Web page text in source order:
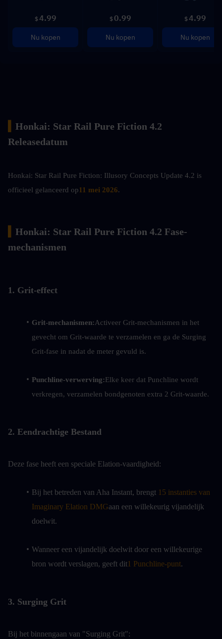
$4.99
Nu kopen
$ 0.99
Nu kopen
$4.99
Nu kopen
Honkai: Star Rail Pure Fiction 4.2
Releasedatum
Honkai: Star Rail Pure Fiction: Illusory Concepts Update 4.2 is
officieel gelanceerd op11 mei 2026.
Honkai: Star Rail Pure Fiction 4.2 Fase-
mechanismen
1. Grit-effect
Grit-mechanismen:Activeer Grit-mechanismen in het
gevecht om Grit-waarde te verzamelen en ga de Surging
Grit-fase in nadat de meter gevuld is.
Punchline-verwerving:Elke keer dat Punchline wordt
verkregen, verzamelen bondgenoten extra 2 Grit-waarde.
2. Eendrachtige Bestand
Deze fase heeft een speciale Elation-vaardigheid:
Bij het betreden van Aha Instant, brengt 15 instanties van
Imaginary Elation DMGaan een willekeurig vijandelijk
doelwit.
Wanneer een vijandelijk doelwit door een willekeurige
bron wordt verslagen, geeft dit1 Punchline-punt.
3. Surging Grit
Bij het binnengaan van "Surging Grit":